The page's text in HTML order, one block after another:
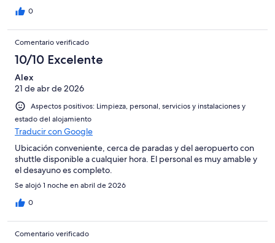
0
Comentario verificado
10/10 Excelente
Alex
21 de abr de 2026
Aspectos positivos: Limpieza, personal, servicios y instalaciones y
estado del alojamiento
Traducir con Google
Ubicación conveniente, cerca de paradas y del aeropuerto con
shuttle disponible a cualquier hora. El personal es muy amable y
el desayuno es completo.
Se alojó 1 noche en abril de 2026
0
Comentario verificado